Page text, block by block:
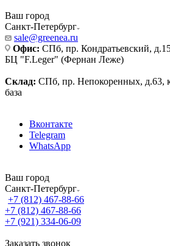
Ваш город
Санкт-Петербург
sale@greenea.ru
Офис: СПб, пр. Кондратьевский,
БЦ "F.Leger" (Фернан Леже)
Склад: СПб, пр. Непокоренных, д.63,
база
Вконтакте
Telegram
WhatsApp
Ваш город
Санкт-Петербург
+7 (812) 467-88-66
+7 (812) 467-88-66
+7 (921) 334-06-09
Заказать звонок